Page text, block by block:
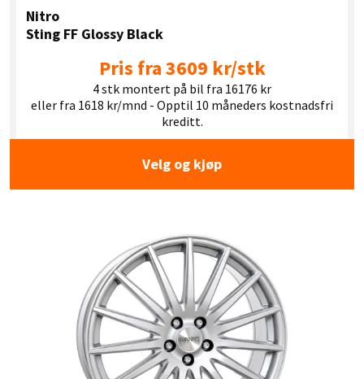
Nitro
Sting FF Glossy Black
Pris fra 3609 kr/stk
4 stk montert på bil fra 16176 kr
eller fra 1618 kr/mnd - Opptil 10 måneders kostnadsfri
kreditt.
Velg og kjøp